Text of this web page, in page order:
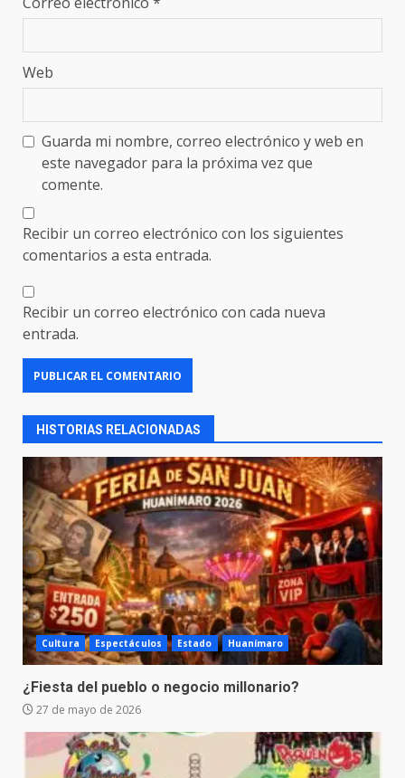
Web
Guarda mi nombre, correo electrónico y web en
este navegador para la próxima vez que
comente.
Recibir un correo electrónico con los siguientes
comentarios a esta entrada.
Recibir un correo electrónico con cada nueva
entrada.
HISTORIAS RELACIONADAS
Cultura Espectáculos Estado Huanímaro
¿Fiesta del pueblo o negocio millonario?
27 de mayo de 2026